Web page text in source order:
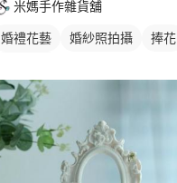
米媽手作雜貨舖
婚禮花藝 婚紗照拍攝
捧花